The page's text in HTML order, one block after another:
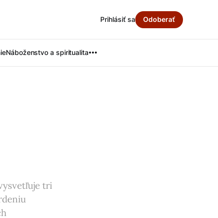
Náboženstvo a spiritualita
Prihlásiť sa Odoberať
tri